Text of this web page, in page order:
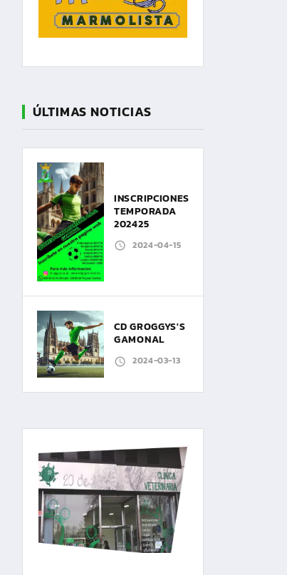
ÚLTIMAS NOTICIAS
INSCRIPCIONES
TEMPORADA
202425
2024-04-15
CD GROGGYS'S
GAMONAL
2024-03-13